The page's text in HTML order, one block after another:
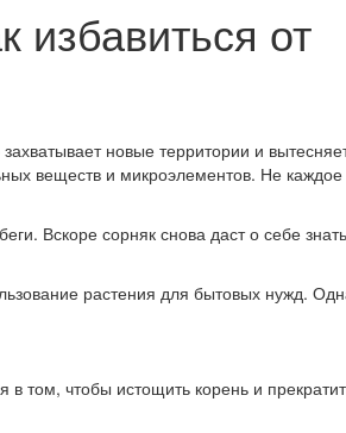
избавиться от
новые территории и
веществ и микроэлементов. Не каждое
Вскоре сорняк снова даст о себе
растения для бытовых нужд.
том, чтобы истощить корень и